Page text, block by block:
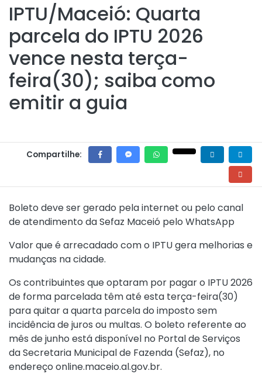
IPTU/Maceió: Quarta
parcela do IPTU 2026
vence nesta terça-
feira(30); saiba como
emitir a guia
Compartilhe:
Boleto deve ser gerado pela internet ou pelo canal
de atendimento da Sefaz Maceió pelo WhatsApp
Valor que é arrecadado com o IPTU gera melhorias e
mudanças na cidade.
Os contribuintes que optaram por pagar o IPTU 2026
de forma parcelada têm até esta terça-feira(30)
para quitar a quarta parcela do imposto sem
incidência de juros ou multas. O boleto referente ao
mês de junho está disponível no Portal de Serviços
da Secretaria Municipal de Fazenda (Sefaz), no
endereço online.maceio.al.gov.br.